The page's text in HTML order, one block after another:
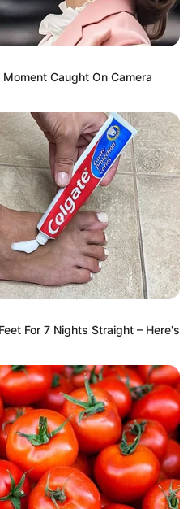
Caught On Camera
For 7 Nights Straight – Here's